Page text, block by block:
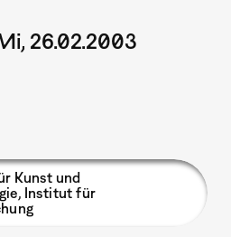
26.02.2003
Kunst und
Institut für